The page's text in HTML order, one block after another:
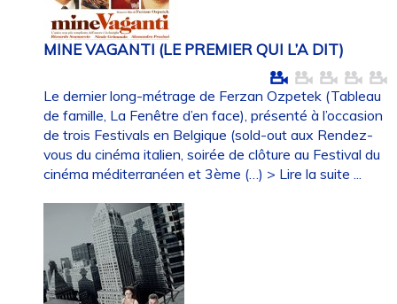
MINE VAGANTI (LE PREMIER QUI L’A DIT)
Le dernier long-métrage de Ferzan Ozpetek (Tableau
de famille, La Fenêtre d’en face), présenté à l’occasion
de trois Festivals en Belgique (sold-out aux Rendez-
vous du cinéma italien, soirée de clôture au Festival du
cinéma méditerranéen et 3ème (…) > Lire la suite ...